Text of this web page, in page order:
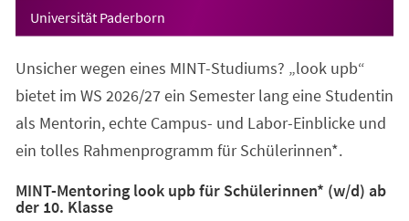
Universität Paderborn
Unsicher wegen eines MINT-Studiums? „look upb“
bietet im WS 2026/27 ein Semester lang eine Studentin
als Mentorin, echte Campus- und Labor-Einblicke und
ein tolles Rahmenprogramm für Schülerinnen*.
MINT-Mentoring look upb für Schülerinnen* (w/d) ab
der 10. Klasse